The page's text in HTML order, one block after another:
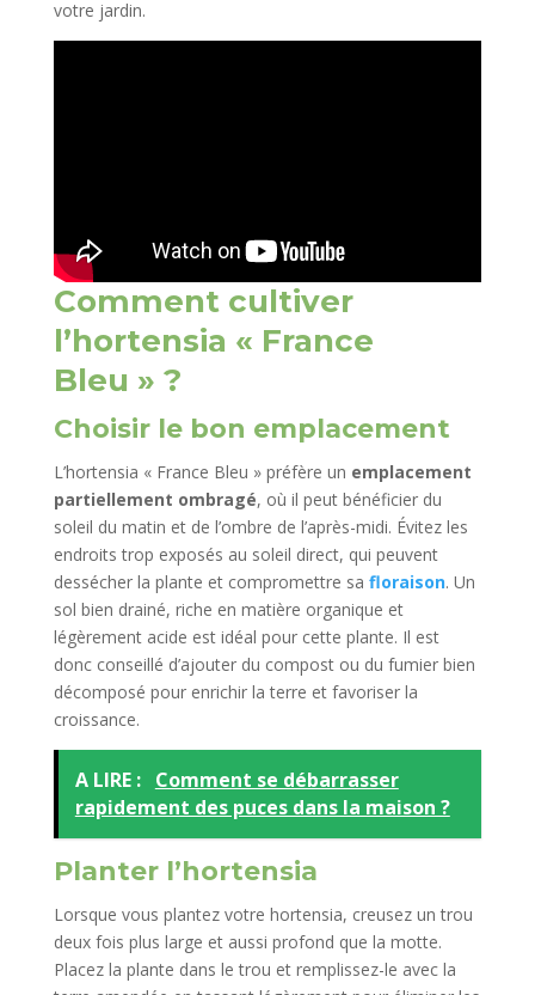
votre jardin.
Comment cultiver
l’hortensia « France
Bleu » ?
Choisir le bon emplacement
L’hortensia « France Bleu » préfère un emplacement
partiellement ombragé, où il peut bénéficier du
soleil du matin et de l’ombre de l’après-midi. Évitez les
endroits trop exposés au soleil direct, qui peuvent
dessécher la plante et compromettre sa floraison. Un
sol bien drainé, riche en matière organique et
légèrement acide est idéal pour cette plante. Il est
donc conseillé d’ajouter du compost ou du fumier bien
décomposé pour enrichir la terre et favoriser la
croissance.
A LIRE : Comment se débarrasser
rapidement des puces dans la maison ?
Planter l’hortensia
Lorsque vous plantez votre hortensia, creusez un trou
deux fois plus large et aussi profond que la motte.
Placez la plante dans le trou et remplissez-le avec la